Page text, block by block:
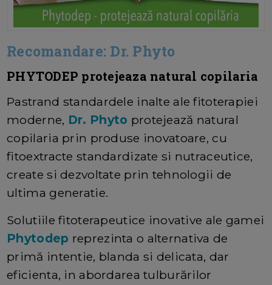
Recomandare: Dr. Phyto
PHYTODEP protejeaza natural copilaria
Pastrand standardele inalte ale fitoterapiei
moderne, Dr. Phyto protejează natural
copilaria prin produse inovatoare, cu
fitoextracte standardizate si nutraceutice,
create si dezvoltate prin tehnologii de
ultima generatie.
Solutiile fitoterapeutice inovative ale gamei
Phytodep reprezinta o alternativa de
primă intentie, blanda si delicata, dar
eficienta, in abordarea tulburărilor